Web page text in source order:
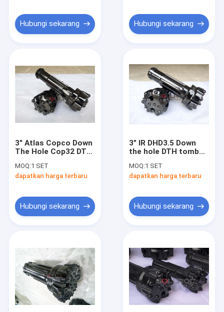
Produk
Tentang kami
Tur Pabrik
Hubungi sekarang Hubungi sekarang
3" Atlas Copco Down
The Hole Cop32 DTH
Untuk Pengeboran
Batu
MOQ:1 SET
dapatkan harga terbaru
Hubungi sekarang
3" IR DHD3.5 Down
the hole DTH tombol
pengeboran batu
MOQ:1 SET
dapatkan harga terbaru
Hubungi sekarang